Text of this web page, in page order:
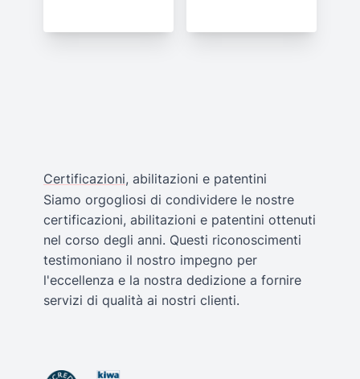
Certificazioni, abilitazioni e patentini
Siamo orgogliosi di condividere le nostre
certificazioni, abilitazioni e patentini ottenuti
nel corso degli anni. Questi riconoscimenti
testimoniano il nostro impegno per
l'eccellenza e la nostra dedizione a fornire
servizi di qualità ai nostri clienti.